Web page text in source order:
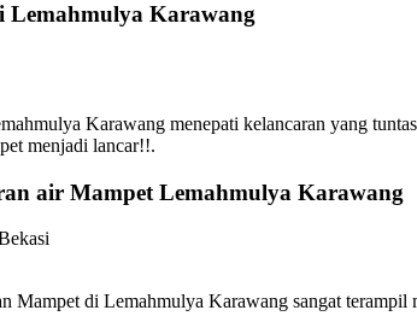
Lemahmulya Karawang
Karawang menepati kelancaran yang
menjadi lancar!!.
air Mampet Lemahmulya Karawang
Mampet di Lemahmulya Karawang sangat